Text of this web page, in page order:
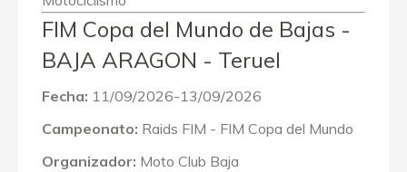
FIM Copa del Mundo de Bajas -
BAJA ARAGON - Teruel
Fecha: 11/09/2026-13/09/2026
Campeonato: Raids FIM - FIM Copa del Mundo
Organizador: Moto Club Baja